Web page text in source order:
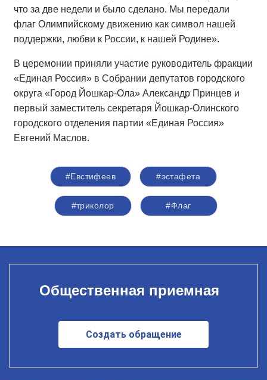
что за две недели и было сделано. Мы передали
флаг Олимпийскому движению как символ нашей
поддержки, любви к России, к нашей Родине».
В церемонии приняли участие руководитель фракции
«Единая Россия» в Собрании депутатов городского
округа «Город Йошкар-Ола» Александр Принцев и
первый заместитель секретаря Йошкар-Олинского
городского отделения партии «Единая Россия»
Евгений Маслов.
#Евстифеев #эстафета
#триколор #Флаг
Общественная приемная
Создать обращение